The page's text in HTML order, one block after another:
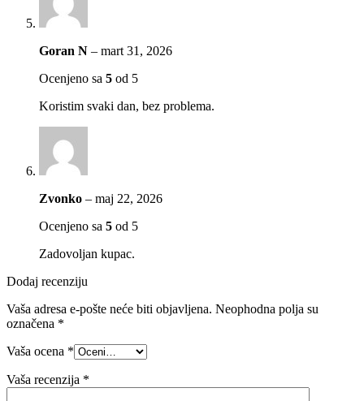
Goran N – mart 31, 2026
Ocenjeno sa 5 od 5
Koristim svaki dan, bez problema.
Zvonko – maj 22, 2026
Ocenjeno sa 5 od 5
Zadovoljan kupac.
Dodaj recenziju
Vaša adresa e-pošte neće biti objavljena. Neophodna polja su
označena *
Vaša ocena *
Vaša recenzija *